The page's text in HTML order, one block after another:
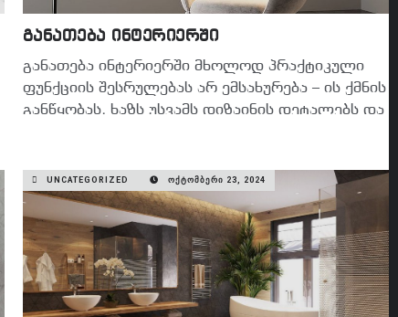
განათება ინტერიერში
განათება ინტერიერში მხოლოდ პრაქტიკული
ფუნქციის შესრულებას არ ემსახურება – ის ქმნის
განწყობას, ხაზს უსვამს დიზაინის დეტალებს და
READ MORE
UNCATEGORIZED ᲝᲥᲢᲝᲛᲑᲔᲠᲘ 23, 2024